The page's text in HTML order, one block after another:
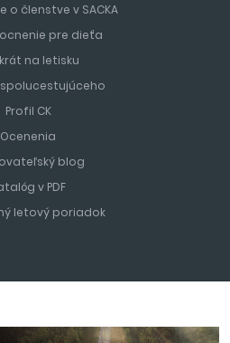
o členstve v SACKA
pre dieťa
na letisku
Profil CK
Ocenenia
blog
v PDF
letový poriadok